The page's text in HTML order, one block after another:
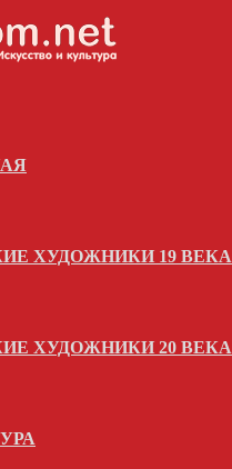
ХУДОЖНИКИ 19 ВЕКА
ХУДОЖНИКИ 20 ВЕКА